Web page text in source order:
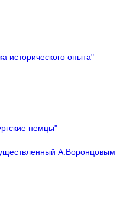
исторического опыта"
немцы"
А.Воронцовым